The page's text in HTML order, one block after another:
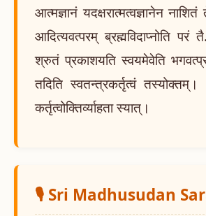
आत्मज्ञानं यदक्षरात्मत्वज्ञानेन
आदित्यवत्परम् ब्रह्मविदाप्नोति
श्रुतं प्रकाशयति स्वयमेवेति
तदिति स्वतन्त्रकर्तृत्वं
कर्तृत्वोक्तिर्व्याहता स्यात्।
🎙️ Sri Madhusudan